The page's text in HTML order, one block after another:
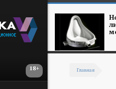
18+ Главная